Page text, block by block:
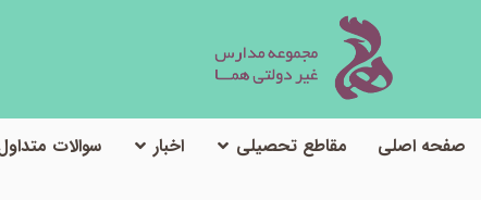
صفحه اصلی مقاطع تحصیلی اخبار سوالات